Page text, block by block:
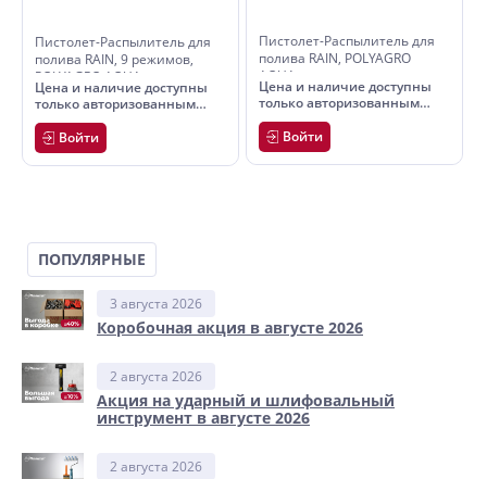
Пистолет-Распылитель для
полива RAIN, 9 режимов,
POLYAGRO AQUA
Цена и наличие доступны
только авторизованным
пользователям
Войти
Пистолет-Распылитель для
полива RAIN, POLYAGRO
AQUA
Цена и наличие доступны
только авторизованным
пользователям
Войти
ПОПУЛЯРНЫЕ
3 августа 2026
Коробочная акция в августе 2026
2 августа 2026
Акция на ударный и шлифовальный
инструмент в августе 2026
2 августа 2026